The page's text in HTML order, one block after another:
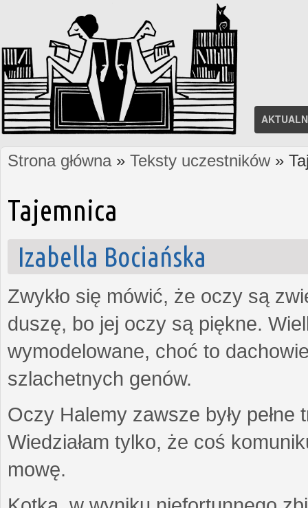
Jesteś tutaj
Strona główna» Teksty uczestników»
Tajemnica
Izabella Bociańska
Zwykło się mówić, że oczy są
duszę, bo jej oczy są piękne.
wymodelowane, choć to
szlachetnych genów.
Oczy Halemy zawsze były
Wiedziałam tylko, że coś
mowę.